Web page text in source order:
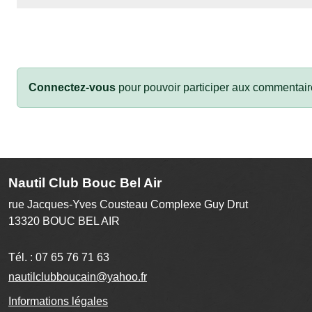
Connectez-vous pour pouvoir participer aux
Nautil Club Bouc Bel Air
rue Jacques-Yves Cousteau Complexe Guy Drut
13320 BOUC BEL AIR
Tél. : 07 65 76 71 63
nautilclubboucain@yahoo.fr
Informations légales